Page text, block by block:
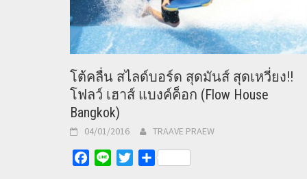
โต้คลื่น สไลด์บอร์ด สุดมันส์ สุดเหวี่ยง!!
โฟลว์ เฮาส์ แบงค์ค็อก (Flow House
Bangkok)
04/01/2016 TRAAVE PRAEW
Facebook
Line TwitterShare